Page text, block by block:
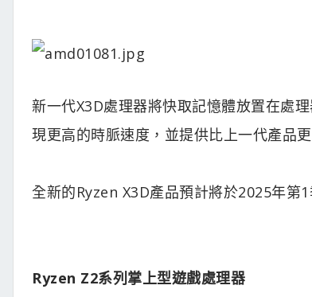
新一代X3D處理器將快取記憶體放置在處
現更高的時脈速度，並提供比上一代產品
全新的Ryzen X3D產品預計將於2025年第1
Ryzen Z2系列掌上型遊戲處理器